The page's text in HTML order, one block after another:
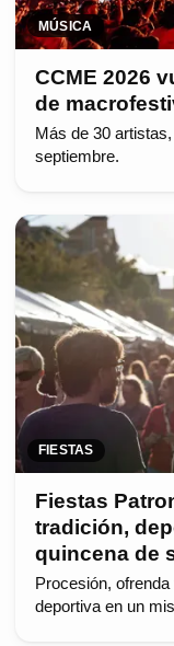
MÚSICA
CCME 2026
de
Más de 30
septiembre.
FIESTAS
Fiestas
tradición,
quincena de
Procesión,
deportiva en un